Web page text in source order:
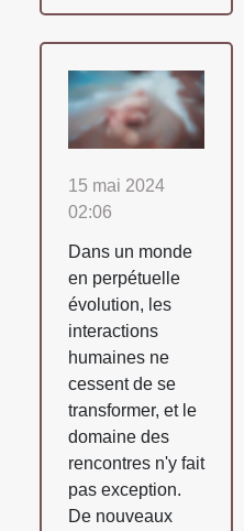
15 mai 2024
02:06
Dans un monde
en perpétuelle
évolution, les
interactions
humaines ne
cessent de se
transformer, et le
domaine des
rencontres n'y fait
pas exception.
De nouveaux